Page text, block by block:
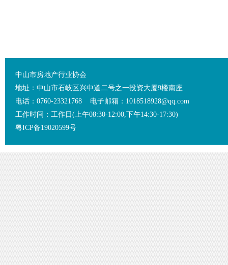
中山市房地产行业协会
地址：中山市石岐区兴中道二号之一投资大厦9楼南座
电话：0760-23321768 电子邮箱：1018518928@qq.com
工作时间：工作日(上午08:30-12:00,下午14:30-17:30)
粤ICP备19020599号